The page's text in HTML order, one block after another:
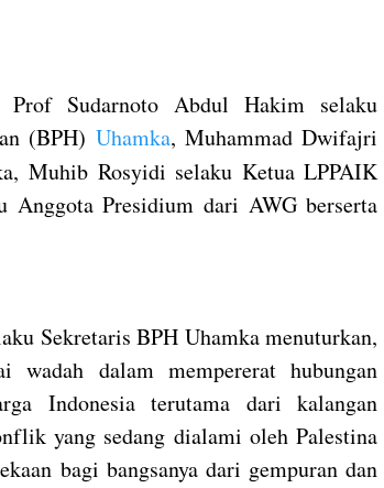
Sudarnoto Abdul Hakim selaku
(BPH) Uhamka, Muhammad Dwifajri
Muhib Rosyidi selaku Ketua LPPAIK
Anggota Presidium dari AWG berserta
Sekretaris BPH Uhamka menuturkan,
wadah dalam mempererat hubungan
Indonesia terutama dari kalangan
yang sedang dialami oleh Palestina
bagi bangsanya dari gempuran dan